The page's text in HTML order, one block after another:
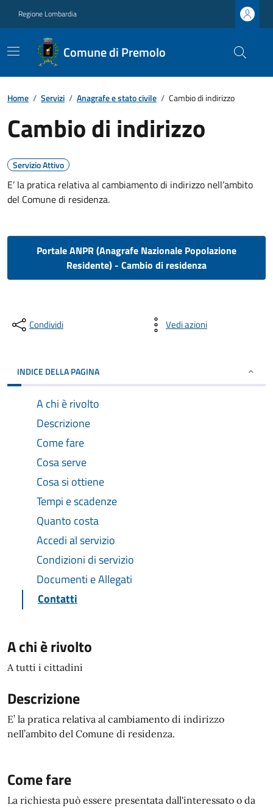
Regione Lombardia
Comune di Premolo
Home / Servizi / Anagrafe e stato civile / Cambio di indirizzo
Cambio di indirizzo
Servizio Attivo
E’ la pratica relativa al cambiamento di indirizzo nell’ambito
del Comune di residenza.
Portale ANPR (Anagrafe Nazionale Popolazione
Residente) - Cambio di residenza
Condividi Vedi azioni
INDICE DELLA PAGINA
A chi è rivolto
Descrizione
Come fare
Cosa serve
Cosa si ottiene
Tempi e scadenze
Quanto costa
Accedi al servizio
Condizioni di servizio
Documenti e Allegati
Contatti
A chi è rivolto
A tutti i cittadini
Descrizione
E’ la pratica relativa al cambiamento di indirizzo
nell’ambito del Comune di residenza.
Come fare
La richiesta può essere presentata dall'interessato o da